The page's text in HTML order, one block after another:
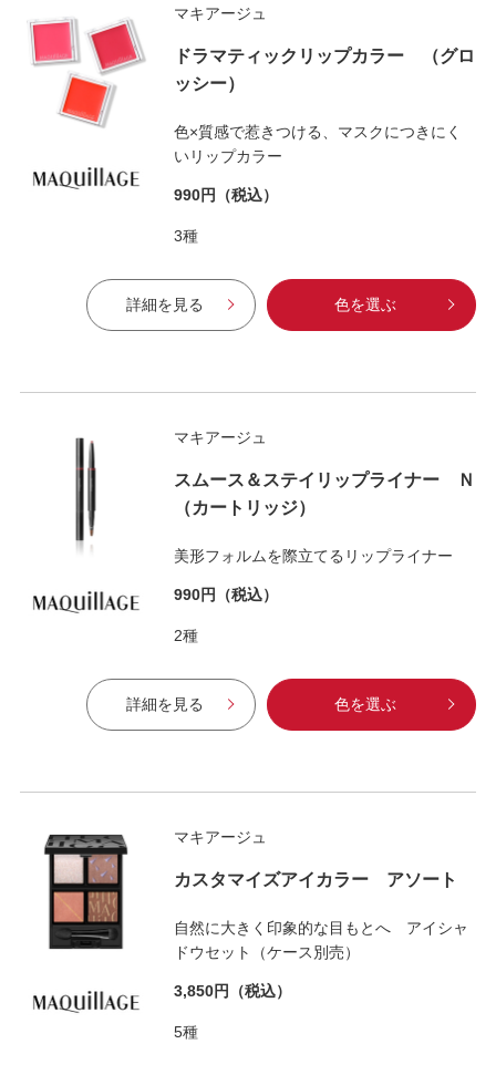
マキアージュ
ドラマティックリップカラー （グロ
ッシー）
色×質感で惹きつける、マスクにつきにく
いリップカラー
990円 （税込）
3種
詳細を見る 色を選ぶ
マキアージュ
スムース＆ステイリップライナー Ｎ
（カートリッジ）
美形フォルムを際立てるリップライナー
990円 （税込）
2種
詳細を見る 色を選ぶ
マキアージュ
カスタマイズアイカラー アソート
自然に大きく印象的な目もとへ アイシャ
ドウセット（ケース別売）
3,850円 （税込）
5種